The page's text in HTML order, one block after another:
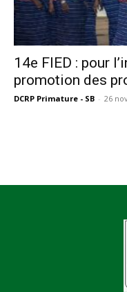
14e FIED : pour
promotion des
DCRP Primature - SB - 26